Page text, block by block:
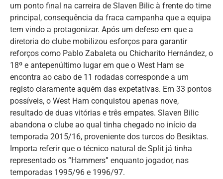
um ponto final na carreira de Slaven Bilic à frente do time
principal, consequência da fraca campanha que a equipa
tem vindo a protagonizar. Após um defeso em que a
diretoria do clube mobilizou esforços para garantir
reforços como Pablo Zabaleta ou Chicharito Hernández, o
18º e antepenúltimo lugar em que o West Ham se
encontra ao cabo de 11 rodadas corresponde a um
registo claramente aquém das expetativas. Em 33 pontos
possíveis, o West Ham conquistou apenas nove,
resultado de duas vitórias e três empates. Slaven Bilic
abandona o clube ao qual tinha chegado no início da
temporada 2015/16, proveniente dos turcos do Besiktas.
Importa referir que o técnico natural de Split já tinha
representado os “Hammers” enquanto jogador, nas
temporadas 1995/96 e 1996/97.